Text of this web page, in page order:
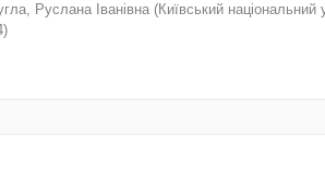
Руслана Іванівна (Київський національний
)